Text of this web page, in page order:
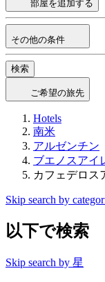
部屋を追加する
その他の条件
検索
ご希望の旅先
Hotels
南米
アルゼンチン
ブエノスアイ
カフェデロス
Skip search by
以下で検索
Skip search by 星